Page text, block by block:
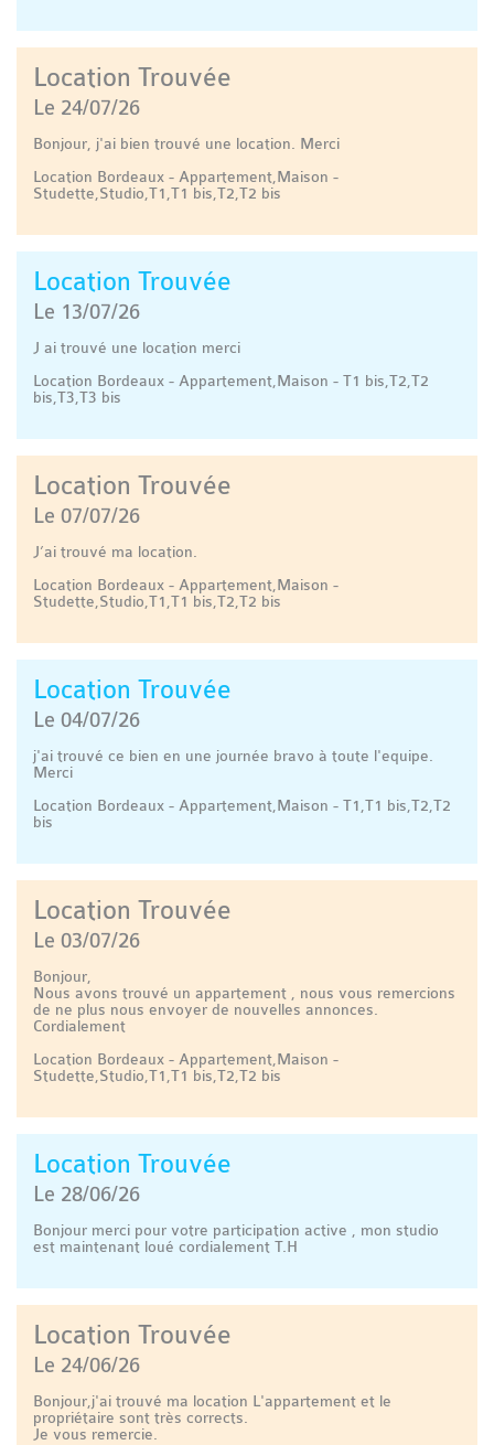
Location Trouvée
Le 24/07/26
Bonjour, j'ai bien trouvé une location. Merci
Location Bordeaux - Appartement,Maison -
Studette,Studio,T1,T1 bis,T2,T2 bis
Location Trouvée
Le 13/07/26
J ai trouvé une location merci
Location Bordeaux - Appartement,Maison - T1 bis,T2,T2
bis,T3,T3 bis
Location Trouvée
Le 07/07/26
J’ai trouvé ma location.
Location Bordeaux - Appartement,Maison -
Studette,Studio,T1,T1 bis,T2,T2 bis
Location Trouvée
Le 04/07/26
j'ai trouvé ce bien en une journée bravo à toute l'equipe.
Merci
Location Bordeaux - Appartement,Maison - T1,T1 bis,T2,T2
bis
Location Trouvée
Le 03/07/26
Bonjour,
Nous avons trouvé un appartement , nous vous remercions
de ne plus nous envoyer de nouvelles annonces.
Cordialement
Location Bordeaux - Appartement,Maison -
Studette,Studio,T1,T1 bis,T2,T2 bis
Location Trouvée
Le 28/06/26
Bonjour merci pour votre participation active , mon studio
est maintenant loué cordialement T.H
Location Trouvée
Le 24/06/26
Bonjour,j'ai trouvé ma location L'appartement et le
propriétaire sont très corrects.
Je vous remercie.